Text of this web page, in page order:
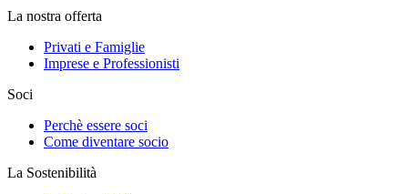
La nostra offerta
Privati e Famiglie
Imprese e Professionisti
Soci
Perchè essere soci
Come diventare socio
La Sostenibilità